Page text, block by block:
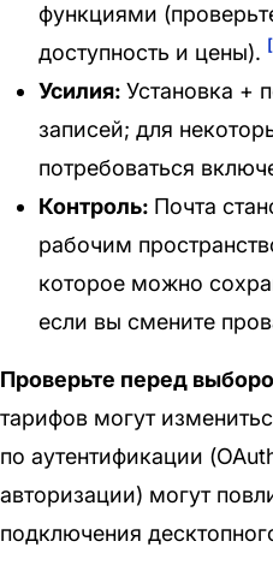
функциями
доступность и цены).
Усилия: Установка +
записей; для
потребоваться
Контроль: Почта
рабочим
которое можно
если вы смените
Проверьте перед
тарифов могут
по аутентификации
авторизации) могут
подключения